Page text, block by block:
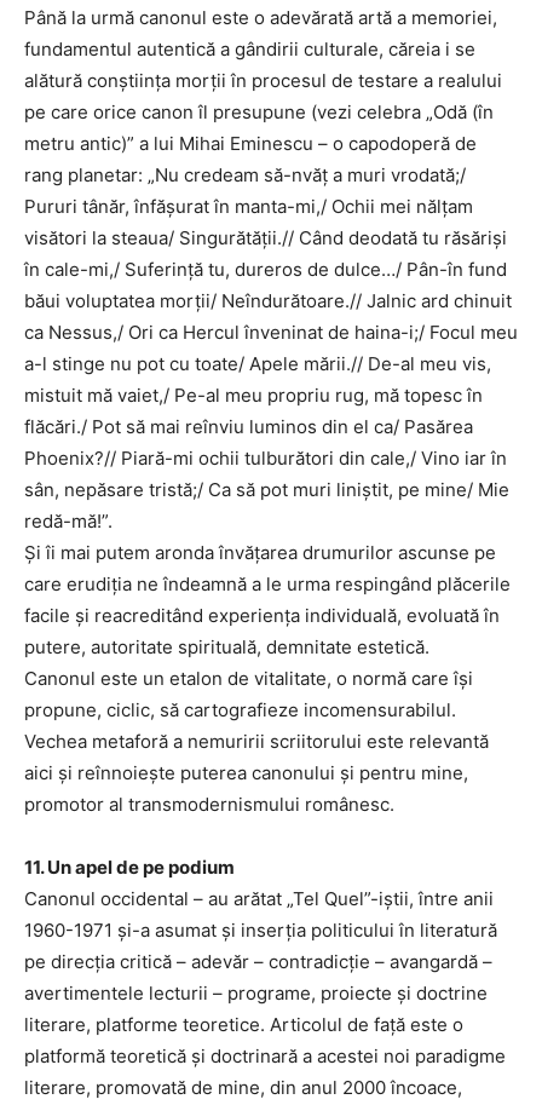
Până la urmă canonul este o adevărată artă a memoriei,
fundamentul autentică a gândirii culturale, căreia i se
alătură conștiința morții în procesul de testare a realului
pe care orice canon îl presupune (vezi celebra „Odă (în
metru antic)” a lui Mihai Eminescu – o capodoperă de
rang planetar: „Nu credeam să-nvăț a muri vrodată;/
Pururi tânăr, înfășurat în manta-mi,/ Ochii mei nălțam
visători la steaua/ Singurătății.// Când deodată tu răsăriși
în cale-mi,/ Suferință tu, dureros de dulce…/ Pân-în fund
băui voluptatea morții/ Neîndurătoare.// Jalnic ard chinuit
ca Nessus,/ Ori ca Hercul înveninat de haina-i;/ Focul meu
a-l stinge nu pot cu toate/ Apele mării.// De-al meu vis,
mistuit mă vaiet,/ Pe-al meu propriu rug, mă topesc în
flăcări./ Pot să mai reînviu luminos din el ca/ Pasărea
Phoenix?// Piară-mi ochii tulburători din cale,/ Vino iar în
sân, nepăsare tristă;/ Ca să pot muri liniștit, pe mine/ Mie
redă-mă!”.
Și îi mai putem aronda învățarea drumurilor ascunse pe
care erudiția ne îndeamnă a le urma respingând plăcerile
facile și reacreditând experiența individuală, evoluată în
putere, autoritate spirituală, demnitate estetică.
Canonul este un etalon de vitalitate, o normă care își
propune, ciclic, să cartografieze incomensurabilul.
Vechea metaforă a nemuririi scriitorului este relevantă
aici și reînnoiește puterea canonului și pentru mine,
promotor al transmodernismului românesc.
11. Un apel de pe podium
Canonul occidental – au arătat „Tel Quel”-iștii, între anii
1960-1971 și-a asumat și inserția politicului în literatură
pe direcția critică – adevăr – contradicție – avangardă –
avertimentele lecturii – programe, proiecte și doctrine
literare, platforme teoretice. Articolul de față este o
platformă teoretică și doctrinară a acestei noi paradigme
literare, promovată de mine, din anul 2000 încoace,